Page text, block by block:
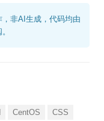
非AI生成，代码均由
CentOS
CSS